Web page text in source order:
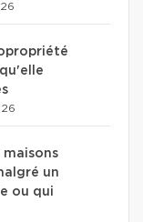
maisons
un
ou qui